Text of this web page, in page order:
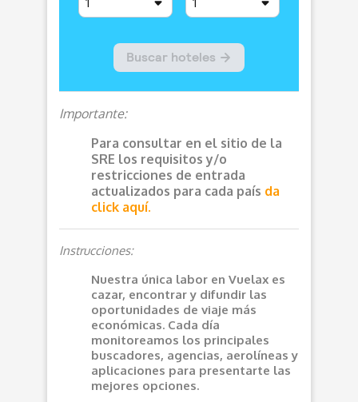
Importante:
Para consultar en el sitio de la
SRE los requisitos y/o
restricciones de entrada
actualizados para cada país da
click aquí.
Instrucciones:
Nuestra única labor en Vuelax es
cazar, encontrar y difundir las
oportunidades de viaje más
económicas. Cada día
monitoreamos los principales
buscadores, agencias, aerolíneas y
aplicaciones para presentarte las
mejores opciones.